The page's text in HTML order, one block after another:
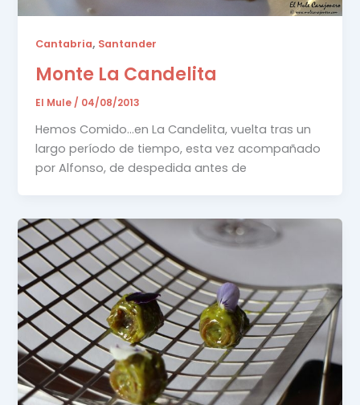
Cantabria, Santander
Monte La Candelita
El Mule / 04/08/2013
Hemos Comido…en La Candelita, vuelta tras un
largo período de tiempo, esta vez acompañado
por Alfonso, de despedida antes de